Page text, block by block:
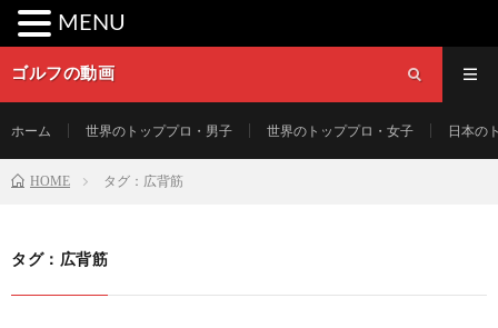
ゴルフの動画
ホーム 世界のトッププロ・男子 世界のトッププロ・女子 日本の
HOME タグ：広背筋
タグ：広背筋
MENU